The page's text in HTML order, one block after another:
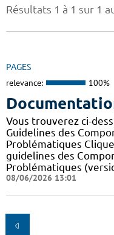
Résultats 1 à 1 sur 1
PAGES
relevance: 100%
Vous trouverez ci-
Guidelines des
Problématiques
guidelines des
Problématiques
08/06/2026 13:01